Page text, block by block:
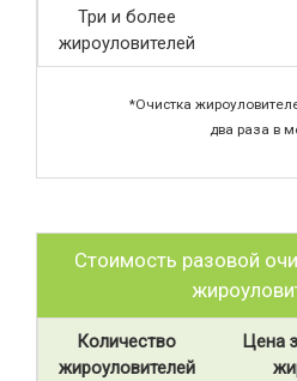
Три и более
жироуловителей
*Очистка
два раза в
Стоимость разовой
Количество
жироуловителей
Цена